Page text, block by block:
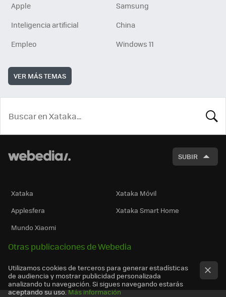
Apple
Samsung
Inteligencia artificial
China
Empleo
Windows 11
VER MÁS TEMAS
SUBIR
Xataka
Xataka Móvil
Applesfera
Xataka Smart Home
Mundo Xiaomi
Otras publicaciones de Webedia
Utilizamos cookies de terceros para generar estadísticas
de audiencia y mostrar publicidad personalizada
analizando tu navegación. Si sigues navegando estarás
aceptando su uso. Más información